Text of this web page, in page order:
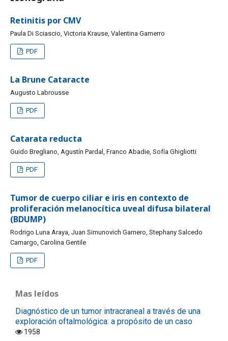
Retinitis por CMV
Paula Di Sciascio, Victoria Krause, Valentina Gamerro
PDF
La Brune Cataracte
Augusto Labrousse
PDF
Catarata reducta
Guido Bregliano, Agustín Pardal, Franco Abadie, Sofía Ghigliotti
PDF
Tumor de cuerpo ciliar e iris en contexto de
proliferación melanocítica uveal difusa bilateral
(BDUMP)
Rodrigo Luna Araya, Juan Simunovich Garnero, Stephany Salcedo
Camargo, Carolina Gentile
PDF
Mas leídos
Diagnóstico de un tumor intracraneal a través de una
exploración oftalmológica: a propósito de un caso
1958